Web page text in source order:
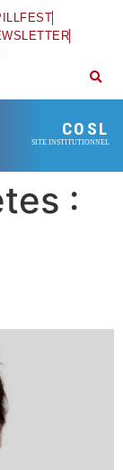
COSL
SITE INSTITUTIONNEL
: